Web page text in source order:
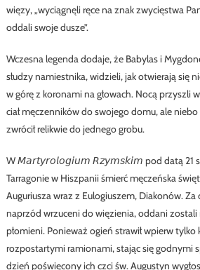
więzy, „wyciągnęli ręce na znak zwycięstwa
oddali swoje dusze”.
Wczesna legenda dodaje, że Babylas i
słudzy namiestnika, widzieli, jak otwierają się
w górę z koronami na głowach. Nocą przyszli
ciał męczenników do swojego domu, ale
zwrócił relikwie do jednego grobu.
W 𝘔𝘢𝘳𝘵𝘺𝘳𝘰𝘭𝘰𝘨𝘪𝘶𝘮 𝘙𝘻𝘺𝘮𝘴𝘬𝘪𝘮 pod datą 21
Tarragonie w Hiszpanii śmierć męczeńska
Auguriusza wraz z Eulogiuszem, Diakonów. Za
naprzód wrzuceni do więzienia, oddani
płomieni. Ponieważ ogień strawił wpierw
rozpostartymi ramionami, stając się godnymi
dzień poświęcony ich czci św. Augustyn